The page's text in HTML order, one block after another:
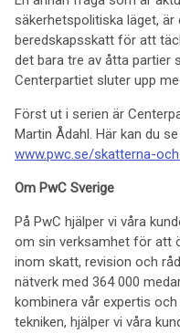
säkerhetspolitiska läget,
beredskapsskatt för att
det bara tre av åtta partier
Centerpartiet sluter upp
Först ut i serien är
Martin Ådahl. Här kan du
www.pwc.se/skatterna-
Om PwC Sverige
På PwC hjälper vi våra
om sin verksamhet för att
inom skatt, revision och
nätverk med 364 000
kombinera vår expertis
tekniken, hjälper vi våra